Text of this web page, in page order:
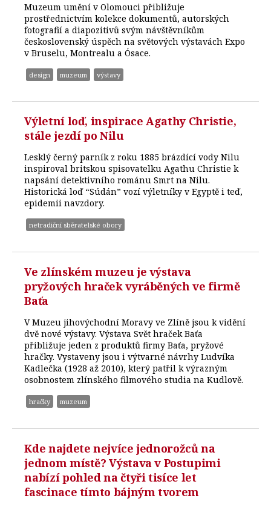
Muzeum umění v Olomouci přibližuje
prostřednictvím kolekce dokumentů, autorských
fotografií a diapozitivů svým návštěvníkům
československý úspěch na světových výstavách Expo
v Bruselu, Montrealu a Ósace.
design muzeum výstavy
Výletní loď, inspirace Agathy Christie,
stále jezdí po Nilu
Lesklý černý parník z roku 1885 brázdící vody Nilu
inspiroval britskou spisovatelku Agathu Christie k
napsání detektivního románu Smrt na Nilu.
Historická loď “Súdán” vozí výletníky v Egyptě i teď,
epidemii navzdory.
netradiční sběratelské obory
Ve zlínském muzeu je výstava
pryžových hraček vyráběných ve firmě
Baťa
V Muzeu jihovýchodní Moravy ve Zlíně jsou k vidění
dvě nové výstavy. Výstava Svět hraček Baťa
přibližuje jeden z produktů firmy Baťa, pryžové
hračky. Vystaveny jsou i výtvarné návrhy Ludvíka
Kadlečka (1928 až 2010), který patřil k výrazným
osobnostem zlínského filmového studia na Kudlově.
hračky muzeum
Kde najdete nejvíce jednorožců na
jednom místě? Výstava v Postupimi
nabízí pohled na čtyři tisíce let
fascinace tímto bájným tvorem